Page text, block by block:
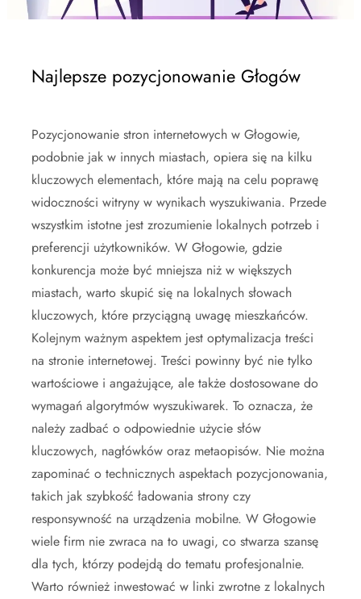
Najlepsze pozycjonowanie Głogów
Pozycjonowanie stron internetowych w Głogowie,
podobnie jak w innych miastach, opiera się na kilku
kluczowych elementach, które mają na celu poprawę
widoczności witryny w wynikach wyszukiwania. Przede
wszystkim istotne jest zrozumienie lokalnych potrzeb i
preferencji użytkowników. W Głogowie, gdzie
konkurencja może być mniejsza niż w większych
miastach, warto skupić się na lokalnych słowach
kluczowych, które przyciągną uwagę mieszkańców.
Kolejnym ważnym aspektem jest optymalizacja treści
na stronie internetowej. Treści powinny być nie tylko
wartościowe i angażujące, ale także dostosowane do
wymagań algorytmów wyszukiwarek. To oznacza, że
należy zadbać o odpowiednie użycie słów
kluczowych, nagłówków oraz metaopisów. Nie można
zapominać o technicznych aspektach pozycjonowania,
takich jak szybkość ładowania strony czy
responsywność na urządzenia mobilne. W Głogowie
wiele firm nie zwraca na to uwagi, co stwarza szansę
dla tych, którzy podejdą do tematu profesjonalnie.
Warto również inwestować w linki zwrotne z lokalnych